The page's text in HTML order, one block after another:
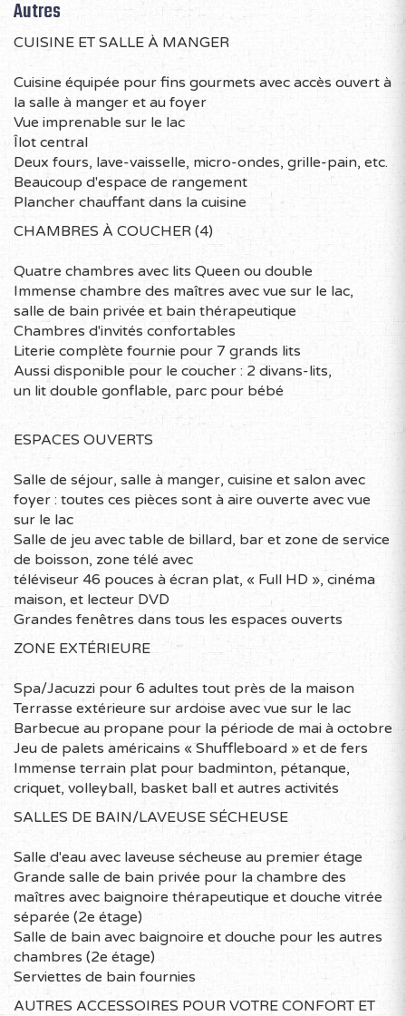
Trampoline
Jeux divers tels : pétanque, croquet, badminton
Et encore plus...
http://www.youtube.com/watch?
v=x2kXI5DGm2I&feature=youtu.be
Les Cantons-de-l’Est : paysage et culture
À moins d’une heure de Montréal, les Cantons-de-l’Est
longent la frontière des États-Unis sur plus de 300 km
au sud est de la province du Québec.
ces grands espaces naturels, ses paysages à couper le
souffle, son héritage culturel anglophone façon
Nouvelle-Angleterre, et sa gastronomie régionale.
Pour les amateurs de plein air, la région Cantons-de-
l’Est est un incontournable. Que ce soit pour ces
nombreux circuits de vélo, randonnée pédestre,
raquette ou ski de fond, pour ces lacs et ces
montagnes, la région saura vous enchanter hiver
comme été.
Avec plus de 130 festivals, plusieurs événements et un
nombre important d’artistes et de salles de spectacles,
la région est une réelle référence au Québec pour le
dynamisme de ses communautés.
Nos charmantes campagnes révèlent aussi de
nombreux trésors. Des granges rondes, des croix de
chemins et certains des plus anciens ponts couverts du
Québec sont des particularités propres à la région que
vous croiserez tout au long de votre parcours. Une
Cantons, vous donne ainsi rendez-vous avec deux
siècles d’histoire en vous faisant suivre les empreintes
que les Américains, Loyalistes, Irlandais et Écossais ont
léguées à la région.
Pour en savoir plus, visitez le site de l’association
touristique régionale de l’Estrie :
www.cantonsdelest.com
Autres
CUISINE ET SALLE À MANGER
Cuisine équipée pour fins gourmets avec accès ouvert à
la salle à manger et au foyer
Vue imprenable sur le lac
Îlot central
Deux fours, lave-vaisselle, micro-ondes, grille-pain, etc.
Beaucoup d'espace de rangement
Plancher chauffant dans la cuisine
CHAMBRES À COUCHER (4)
Quatre chambres avec lits Queen ou double
Immense chambre des maîtres avec vue sur le lac,
salle de bain privée et bain thérapeutique
Chambres d'invités confortables
Literie complète fournie pour 7 grands lits
Aussi disponible pour le coucher : 2 divans-lits,
un lit double gonflable, parc pour bébé
ESPACES OUVERTS
Salle de séjour, salle à manger, cuisine et salon avec
foyer : toutes ces pièces sont à aire ouverte avec vue
sur le lac
Salle de jeu avec table de billard, bar et zone de service
de boisson, zone télé avec
téléviseur 46 pouces à écran plat, « Full HD », cinéma
maison, et lecteur DVD
Grandes fenêtres dans tous les espaces ouverts
ZONE EXTÉRIEURE
Spa/Jacuzzi pour 6 adultes tout près de la maison
Terrasse extérieure sur ardoise avec vue sur le lac
Barbecue au propane pour la période de mai à octobre
Jeu de palets américains « Shuffleboard » et de fers
Immense terrain plat pour badminton, pétanque,
criquet, volleyball, basket ball et autres activités
SALLES DE BAIN/LAVEUSE SÉCHEUSE
Salle d'eau avec laveuse sécheuse au premier étage
Grande salle de bain privée pour la chambre des
maîtres avec baignoire thérapeutique et douche vitrée
séparée (2e étage)
Salle de bain avec baignoire et douche pour les autres
chambres (2e étage)
Serviettes de bain fournies
AUTRES ACCESSOIRES POUR VOTRE CONFORT ET